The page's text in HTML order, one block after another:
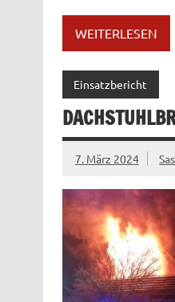
WEITERLESEN
Einsatzbericht
7. März 2024